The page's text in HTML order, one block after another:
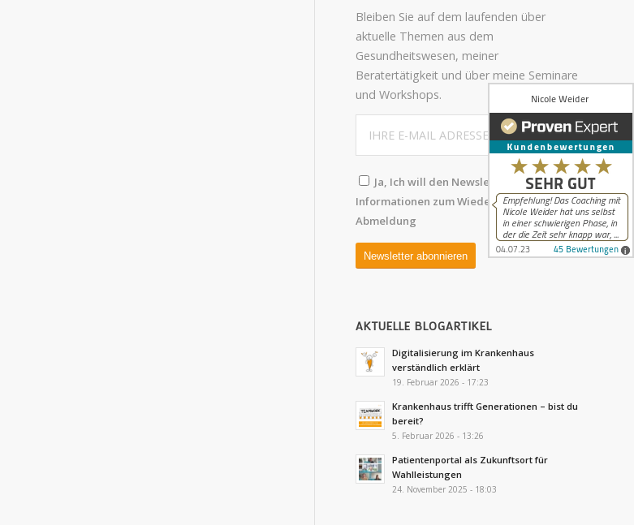
Bleiben Sie auf dem laufenden über
aktuelle Themen aus dem
Gesundheitswesen, meiner
Beratertätigkeit und über meine Seminare
und Workshops.
Ja, Ich will den Newsletter abonnieren.
Informationen zum Wiederruf und
Abmeldung
AKTUELLE BLOGARTIKEL
Digitalisierung im Krankenhaus
verständlich erklärt
19. Februar 2026 - 17:23
Krankenhaus trifft Generationen – bist du
bereit?
5. Februar 2026 - 13:26
Patientenportal als Zukunftsort für
Wahlleistungen
24. November 2025 - 18:03